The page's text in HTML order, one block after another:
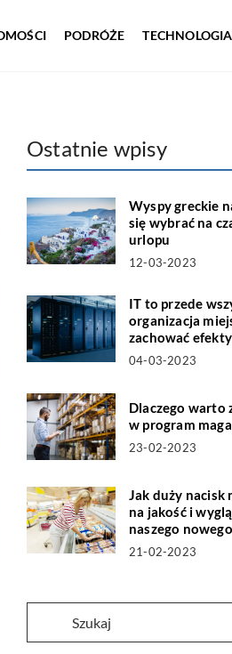
PODRÓŻE
Ostatnie wpisy
Wyspy greckie
się wybrać na
urlopu
12-03-2023
IT to przede
organizacja
zachować
04-03-2023
Dlaczego warto
w program
23-02-2023
Jak duży nacisk
na jakość i
naszego
21-02-2023